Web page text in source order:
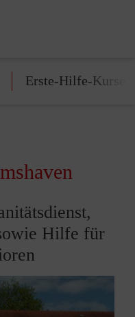
Erste-Hilfe-Kurse
Hilfe für